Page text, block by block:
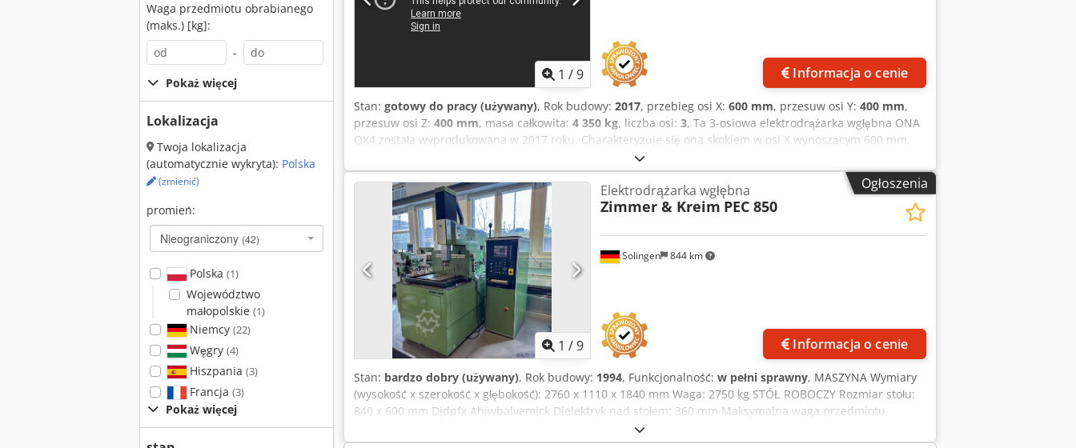
Waga przedmiotu obrabianego
(maks.) [kg]:
-
Pokaż więcej
Lokalizacja
Twoja lokalizacja
(automatycznie wykryta): Polska
(zmienić)
promień:
Nieograniczony (42)
Polska (1)
Województwo
małopolskie (1)
Niemcy (22)
Węgry (4)
Hiszpania (3)
Francja (3)
Pokaż więcej
1 /9 Informacja o cenie
Stan: gotowy do pracy (używany), Rok budowy: 2017, przebieg osi X: 600 mm, przesuw osi Y: 400 mm,
przesuw osi Z: 400 mm, masa całkowita: 4 350 kg, liczba osi: 3, Ta 3-osiowa elektrodrążarka wgłębna ONA
QX4 została wyprodukowana w 2017 roku. Charakteryzuje się ona skokiem w osi X wynoszącym 600 mm,
skokiem w osi Y wynoszącym 400 mm i skokiem w osi Z wynoszącym 400 mm. Wymiary zbiornika
roboczego wynoszą 1060 x 750 x 480 mm, a maksymalna waga przedmiotu obrabianego to 1500 kg. Jeśli
szukasz wysokiej jakości maszyny do wytłaczania matrycowego, rozważ maszynę ONA QX4, którą mamy na
sprzedaż. Skontaktuj się z nami, aby uzyskać więcej informacji. • Wymiary zbiornika roboczego (dł. x szer. x
wys.): 1060 x 750 x 480 mm • Maksymalna waga obrabianego przedmiotu: 1500 kg • Maksymalna waga
elektrody: 100 kg • Odległość stołu od wrzeciennika: 200-600 mm • Napięcie: 400 V • Częstotliwość: 50 Hz •
Prąd: 25,8 A • Moc: 17,9 kVA • Minimalne zasilanie powietrzem: 6 bar • Waga jednostki generatora: 350 kg
Dcsdpfx Ahsy Eq Ipomsk
Ogłoszenia
1 /9
Solingen 844 km
Elektrodrążarka wgłębna
Zimmer & Kreim PEC 850
Informacja o cenie
Stan: bardzo dobry (używany), Rok budowy: 1994, Funkcjonalność: w pełni sprawny, MASZYNA Wymiary
(wysokość x szerokość x głębokość): 2760 x 1110 x 1840 mm Waga: 2750 kg STÓŁ ROBOCZY Rozmiar stołu:
840 x 600 mm Djdpfx Ahjwbalvemjck Dielektryk nad stołem: 360 mm Maksymalna waga przedmiotu
obrabianego: 1000 kg Rowki teowe: 4 x 10 mm Odległość stołu – pinola bez uchwytu (maks. / min.): 595 /
180 mm GŁOWICA ROBOCZA Przesuw X - Y: 565 x 400 mm Przesuw osi Z: 415 mm Rozdzielczość X - Y - Z: